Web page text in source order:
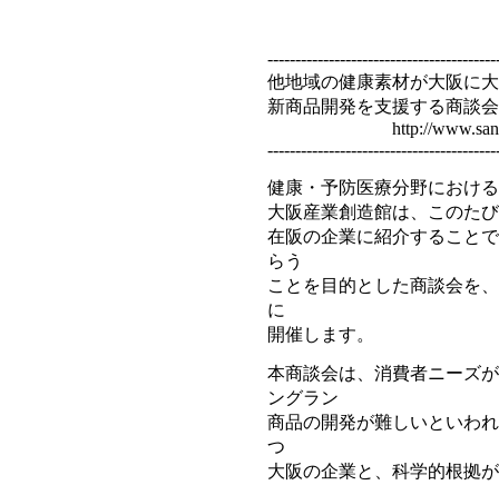
他地域の健康素材が大阪に
新商品開発を支援する商談
http://
健康・予防医療分野におけ
大阪産業創造館は、このた
在阪の企業に紹介すること
らう
ことを目的とした商談会を
に
開催します。
本商談会は、消費者ニーズ
ングラン
商品の開発が難しいといわ
つ
大阪の企業と、科学的根拠